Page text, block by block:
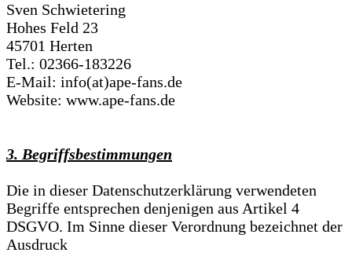
Sven Schwietering
Hohes Feld 23
45701 Herten
Tel.: 02366-183226
E-Mail: info(at)ape-fans.de
Website: www.ape-fans.de
3. Begriffsbestimmungen
Die in dieser Datenschutzerklärung verwendeten
Begriffe entsprechen denjenigen aus Artikel 4
DSGVO. Im Sinne dieser Verordnung bezeichnet der
Ausdruck